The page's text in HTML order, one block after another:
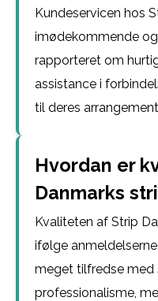
Kundeservicen hos
imødekommende
rapporteret om
assistance i
til deres
Hvordan er
Danmarks
Kvaliteten af Strip
ifølge
meget tilfredse med
professionalisme,